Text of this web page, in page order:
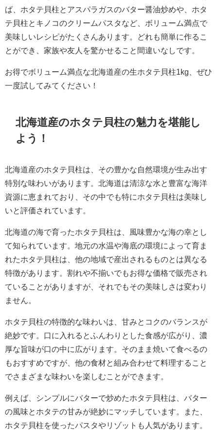
ば、ホタテ貝柱とアスパラガスのバター醤油炒めや、ホタ
テ貝柱とキノコのクリームパスタなど、ボリューム満点で
美味しいレシピがたくさんあります。どれも簡単に作るこ
とができ、家族や友人を驚かせること間違いなしです。
お得でボリューム満点な北海道産の生ホタテ貝柱1kg、ぜひ
一度試してみてください！
北海道産のホタテ貝柱の魅力を堪能し
よう！
北海道産のホタテ貝柱は、その豊かな自然環境が生み出す
特別な味わいがあります。北海道は清涼な水と豊富な海洋
資源に恵まれており、その中でも特にホタテ貝柱は美味し
いと評価されています。
北海道の海で育ったホタテ貝柱は、風味豊かな海の幸とし
て知られています。地元の水温や海底の環境によって育ま
れたホタテ貝柱は、他の地域で産出されるものとは異なる
特徴があります。割れや不揃いでもお得な価格で販売され
ていることがありますが、それでもその美味しさは変わり
ません。
ホタテ貝柱の特徴的な味わいは、甘みとコクのバランスが
絶妙です。口に入れるとふんわりとした食感が広がり、濃
厚な旨味が口の中に広がります。そのまま焼いて食べるの
もおすすめですが、他の食材と組み合わせて料理すること
でさまざまな味わいを楽しむことができます。
例えば、シンプルにバターで炒めたホタテ貝柱は、バター
の風味とホタテの甘みが絶妙にマッチしています。また、
ホタテ貝柱を使ったパスタやリゾットも人気があります。